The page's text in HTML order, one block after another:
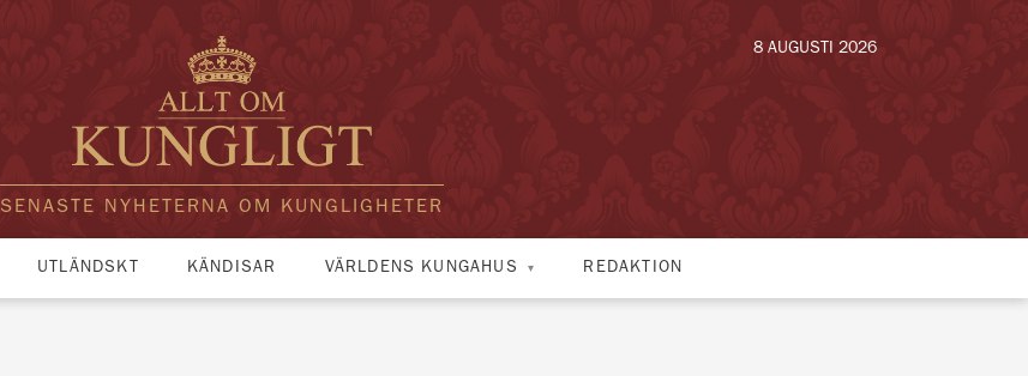
SENASTE NYHETERNA OM KUNGLIGHETER
8 AUGUSTI 2026
UTLÄNDSKT KÄNDISAR VÄRLDENS KUNGAHUS REDAKTION